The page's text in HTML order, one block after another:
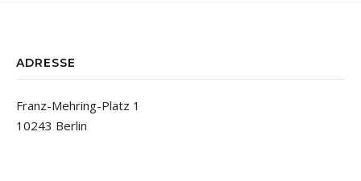
ADRESSE
Franz-Mehring-Platz 1
10243 Berlin